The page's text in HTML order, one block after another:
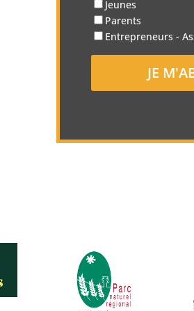
Jeunes
Parents
Entrepreneurs -